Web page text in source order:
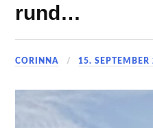
rund…
CORINNA 15. SEPTEMBER